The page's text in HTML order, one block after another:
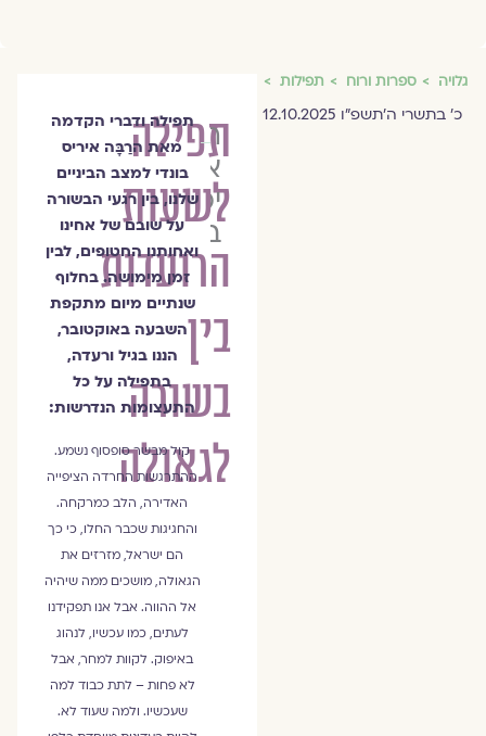
גלויה ספרות ורוח תפילות
כ׳ בתשרי ה׳תשפ״ו 12.10.2025
תפילה
לשעות
הרועדות
בין
בשורה
לגאולה
הרַבָּה
איריס
יפה
בונדי
תפילה ודברי הקדמה
מאת הרַבָּה איריס
בונדי למצב הביניים
שלנו, בין רגעי הבשורה
על שובם של אחינו
ואחותנו החטופים, לבין
זמן מימושה. בחלוף
שנתיים מיום מתקפת
השבעה באוקטובר,
הננו בגיל ורעדה,
בתפילה על כל
התעצומות הנדרשות:
קול מבשר סופסוף נשמע.
ההתרגשות החרדה הציפייה
האדירה, הלב כמרקחה.
והחגיגות שכבר החלו, כי כך
הם ישראל, מזרזים את
הגאולה, מושכים ממה שיהיה
אל ההווה. אבל אנו תפקידנו
לעתים, כמו עכשיו, לנהוג
באיפוק. לקוות למחר, אבל
לא פחות – לתת כבוד למה
שעכשיו. ולמה שעוד לא.